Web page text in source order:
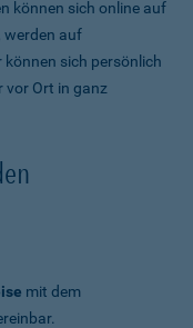
können sich online auf
werden auf
sich persönlich
vor Ort in ganz
mit dem